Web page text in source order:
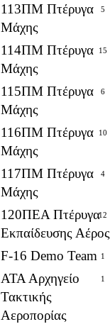
113ΠΜ Πτέρυγα
Μάχης
5
114ΠΜ Πτέρυγα
Μάχης
15
115ΠΜ Πτέρυγα
Μάχης
6
116ΠΜ Πτέρυγα
Μάχης
10
117ΠΜ Πτέρυγα
Μάχης
4
120ΠΕΑ Πτέρυγα
Εκπαίδευσης Αέρος
12
F-16 Demo Team 1
ΑΤΑ Αρχηγείο
Τακτικής
Αεροπορίας
1